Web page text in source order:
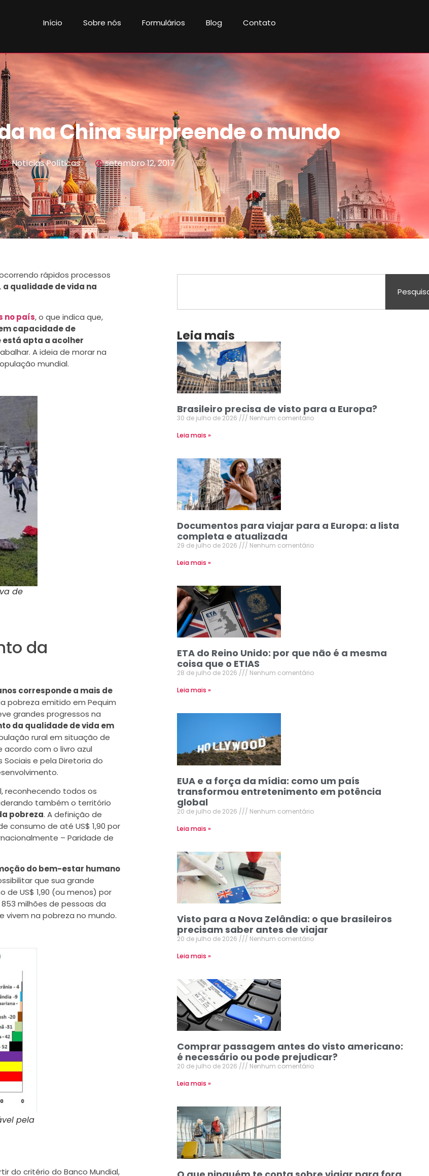
Início Sobre nós Formulários Blog Contato
na China surpreende o mundo
Notícias Políticas setembro 12, 2017
Leia mais
Brasileiro precisa de visto para a Europa?
30 de julho de 2026
Nenhum comentário
Leia mais »
Documentos para viajar para a Europa: a lista
completa e atualizada
29 de julho de 2026
Nenhum comentário
Leia mais »
ETA do Reino Unido: por que não é a mesma
coisa que o ETIAS
28 de julho de 2026
Nenhum comentário
Leia mais »
EUA e a força da mídia: como um país
transformou entretenimento em potência
global
20 de julho de 2026
Nenhum comentário
Leia mais »
Visto para a Nova Zelândia: o que brasileiros
precisam saber antes de viajar
20 de julho de 2026
Nenhum comentário
Leia mais »
Comprar passagem antes do visto americano:
é necessário ou pode prejudicar?
20 de julho de 2026
Nenhum comentário
Leia mais »
rápidos processos
a qualidade de vida na
no país, o que indica que,
capacidade de
está apta a acolher
A ideia de morar na
mundial.
de
da
corresponde a mais de
pobreza emitido em Pequim
grandes progressos na
da qualidade de vida em
rural em situação de
acordo com o livro azul
e pela Diretoria do
reconhecendo todos os
também o território
pobreza. A definição de
consumo de até US$ 1,90 por
– Paridade de
do bem-estar humano
que sua grande
US$ 1,90 (ou menos) por
milhões de pessoas da
vivem na pobreza no mundo.
pela
do critério do Banco Mundial,